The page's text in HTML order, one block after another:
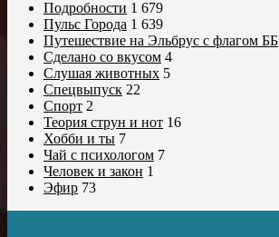
Подробности 1 679
Пульс Города 1 639
Путешествие на Эльбрус с флагом ББ
Сделано со вкусом 4
Слушая животных 5
Спецвыпуск 22
Спорт 2
Теория струн и нот 16
Хобби и ты 7
Чай с психологом 7
Человек и закон 1
Эфир 73